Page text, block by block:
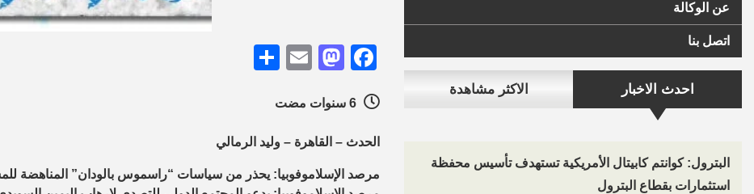
عن الوكالة
اتصل بنا
احدث الاخبار الاكثر مشاهدة
البترول: كوانتم كابيتال الأمريكية تستهدف تأسيس محفظة
استثمارات بقطاع البترول
Facebook
Mastodon
Email
الحدث – القاهرة – وليد الرمالي
مرصد الإسلاموفوبيا: يحذر من سياسات “راسموس بالودان” المناهضة